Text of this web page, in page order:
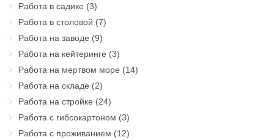
Работа в садике (3)
Работа в столовой (7)
Работа на заводе (9)
Работа на кейтеринге (3)
Работа на мертвом море (14)
Работа на складе (2)
Работа на стройке (24)
Работа с гибсокартоном (3)
Работа с проживанием (12)